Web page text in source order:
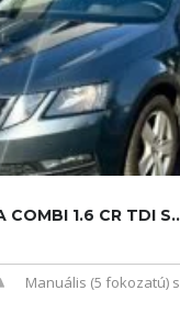
SKODA
Manuális (5 fokozatú)